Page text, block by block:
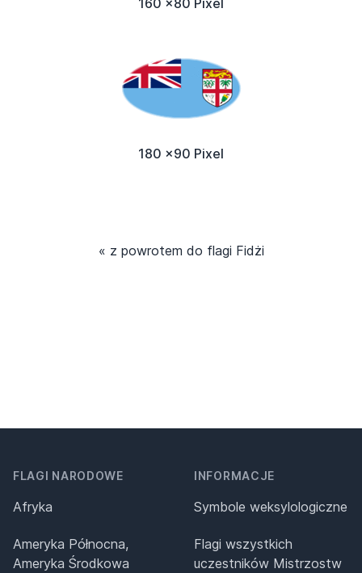
180 x90 Pixel
« z powrotem do flagi Fidżi
FLAGI NARODOWE
Afryka
Ameryka Północna,
Ameryka Środkowa
INFORMACJE
Symbole weksylologiczne
Flagi wszystkich
uczestników Mistrzostw